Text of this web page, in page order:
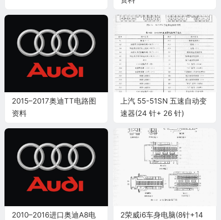
2015–2017奥迪TT电路图
资料
上汽 55-51SN 五速自动变
速器(24 针+ 26 针)
2010–2016进口奥迪A8电
2荣威i6车身电脑(8针+14